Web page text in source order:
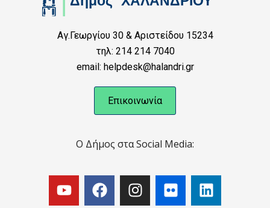
Αγ.Γεωργίου 30 & Αριστείδου 15234
τηλ: 214 214 7040
email: helpdesk@halandri.gr
Επικοινωνία
Ο Δήμος στα Social Media: